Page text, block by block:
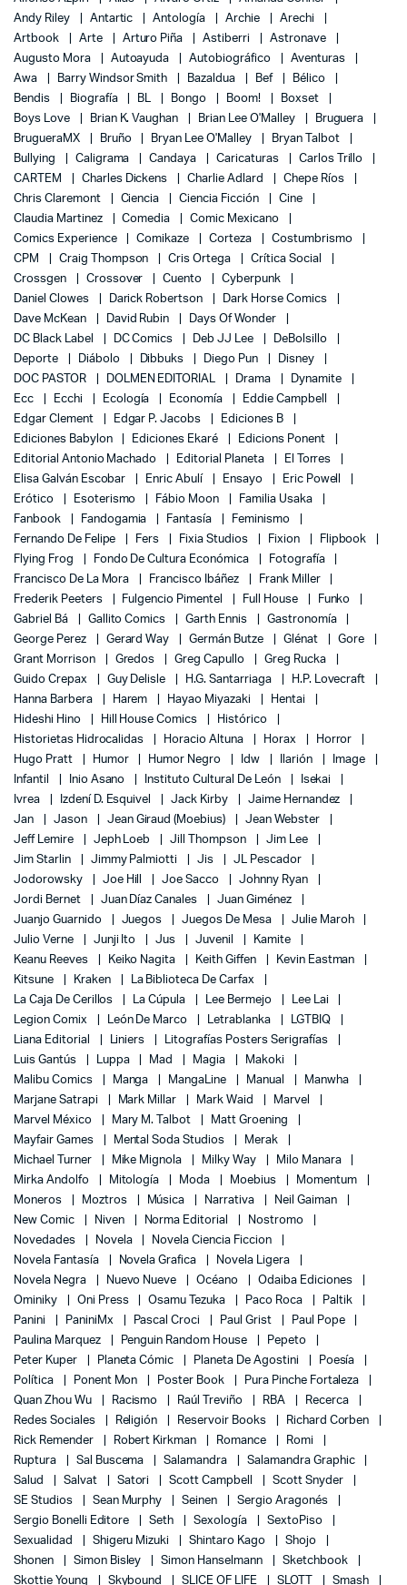
Andy Riley
Antartic Antología Archie
Arechi
Artbook
Arte Arturo Piña Astiberri
Astronave
Augusto Mora
Autoayuda Autobiográfico
Aventuras
Awa
Barry Windsor Smith Bazaldua Bef
Bélico
Bendis
Biografía BL Bongo Boom!
Boxset
Boys Love
Brian K. Vaughan Brian Lee O'Malley
Bruguera
BrugueraMX
Bruño Bryan Lee O'Malley
Bryan Talbot
Bullying
Caligrama Candaya Caricaturas
Carlos Trillo
CARTEM
Charles Dickens Charlie Adlard
Chepe Ríos
Chris Claremont
Ciencia Ciencia Ficción
Cine
Claudia Martinez
Comedia
Comic Mexicano
Comics Experience
Comikaze Corteza
Costumbrismo
CPM
Craig Thompson Cris Ortega
Crítica Social
Crossgen
Crossover Cuento
Cyberpunk
Daniel Clowes
Darick Robertson
Dark Horse Comics
Dave McKean
David Rubin
Days Of Wonder
DC Black Label
DC Comics Deb JJ Lee
DeBolsillo
Deporte
Diábolo Dibbuks Diego Pun
Disney
DOC PASTOR
DOLMEN EDITORIAL Drama
Dynamite
Ecc
Ecchi Ecología Economía
Eddie Campbell
Edgar Clement
Edgar P. Jacobs
Ediciones B
Ediciones Babylon
Ediciones Ekaré
Edicions Ponent
Editorial Antonio Machado
Editorial Planeta
El Torres
Elisa Galván Escobar
Enric Abulí Ensayo
Eric Powell
Erótico
Esoterismo Fábio Moon
Familia Usaka
Fanbook
Fandogamia Fantasía
Feminismo
Fernando De Felipe
Fers Fixia Studios Fixion
Flipbook
Flying Frog
Fondo De Cultura Económica
Fotografía
Francisco De La Mora
Francisco Ibáñez
Frank Miller
Frederik Peeters
Fulgencio Pimentel Full House
Funko
Gabriel Bá
Gallito Comics Garth Ennis
Gastronomía
George Perez
Gerard Way Germán Butze Glénat
Gore
Grant Morrison
Gredos Greg Capullo
Greg Rucka
Guido Crepax
Guy Delisle H.G. Santarriaga
H.P. Lovecraft
Hanna Barbera
Harem Hayao Miyazaki
Hentai
Hideshi Hino
Hill House Comics
Histórico
Historietas Hidrocalidas
Horacio Altuna Horax
Horror
Hugo Pratt
Humor Humor Negro Idw Ilarión
Image
Infantil
Inio Asano Instituto Cultural De León
Isekai
Ivrea
Izdení D. Esquivel Jack Kirby
Jaime Hernandez
Jan
Jason Jean Giraud (Moebius)
Jean Webster
Jeff Lemire
Jeph Loeb Jill Thompson
Jim Lee
Jim Starlin
Jimmy Palmiotti Jis
JL Pescador
Jodorowsky
Joe Hill Joe Sacco
Johnny Ryan
Jordi Bernet
Juan Díaz Canales
Juan Giménez
Juanjo Guarnido
Juegos Juegos De Mesa
Julie Maroh
Julio Verne
Junji Ito Jus Juvenil
Kamite
Keanu Reeves
Keiko Nagita Keith Giffen
Kevin Eastman
Kitsune
Kraken
La Biblioteca De Carfax
La Caja De Cerillos
La Cúpula Lee Bermejo
Lee Lai
Legion Comix
León De Marco Letrablanka
LGTBIQ
Liana Editorial
Liniers
Litografías Posters Serigrafías
Luis Gantús
Luppa Mad Magia
Makoki
Malibu Comics
Manga MangaLine Manual
Manwha
Marjane Satrapi
Mark Millar Mark Waid
Marvel
Marvel México
Mary M. Talbot
Matt Groening
Mayfair Games
Mental Soda Studios
Merak
Michael Turner
Mike Mignola Milky Way
Milo Manara
Mirka Andolfo
Mitología Moda Moebius
Momentum
Moneros
Moztros Música Narrativa
Neil Gaiman
New Comic
Niven Norma Editorial
Nostromo
Novedades
Novela
Novela Ciencia Ficcion
Novela Fantasía
Novela Grafica
Novela Ligera
Novela Negra
Nuevo Nueve Océano
Odaiba Ediciones
Ominiky
Oni Press Osamu Tezuka Paco Roca
Paltik
Panini
PaniniMx Pascal Croci Paul Grist
Paul Pope
Paulina Marquez
Penguin Random House
Pepeto
Peter Kuper
Planeta Cómic Planeta De Agostini
Poesía
Política
Ponent Mon Poster Book
Pura Pinche Fortaleza
Quan Zhou Wu
Racismo Raúl Treviño RBA
Recerca
Redes Sociales
Religión Reservoir Books
Richard Corben
Rick Remender
Robert Kirkman Romance
Romi
Ruptura
Sal Buscema Salamandra
Salamandra Graphic
Salud
Salvat Satori Scott Campbell
Scott Snyder
SE Studios
Sean Murphy Seinen
Sergio Aragonés
Sergio Bonelli Editore
Seth Sexología
SextoPiso
Sexualidad
Shigeru Mizuki Shintaro Kago
Shojo
Shonen
Simon Bisley Simon Hanselmann
Sketchbook
Skottie Young
Skybound SLICE OF LIFE SLOTT Smash